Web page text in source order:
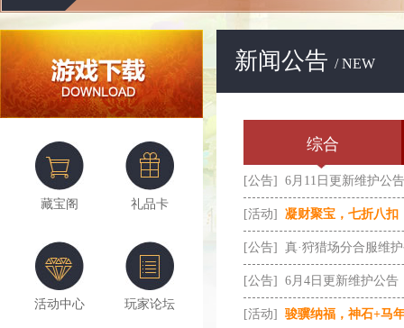
藏宝阁 礼品卡
活动中心 玩家论坛
新闻公告 / NEW
综合
[公告] 6月11日更新维护公告
[活动] 凝财聚宝，七折八扣
[公告] 真·狩猎场分合服维
[公告] 6月4日更新维护公告
[活动] 骏骥纳福，神石+马